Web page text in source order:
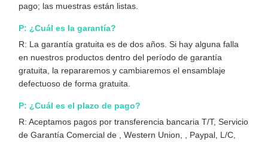
pago; las muestras están listas.
P: ¿Cuál es la garantía?
R: La garantía gratuita es de dos años. Si hay alguna falla
en nuestros productos dentro del período de garantía
gratuita, la repararemos y cambiaremos el ensamblaje
defectuoso de forma gratuita.
P: ¿Cuál es el plazo de pago?
R: Aceptamos pagos por transferencia bancaria T/T, Servicio
de Garantía Comercial de , Western Union, , Paypal, L/C,